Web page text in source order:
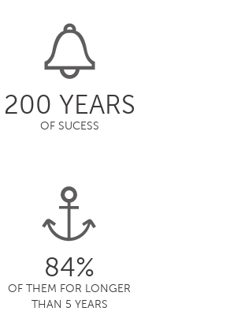
200 YEARS
OF SUCESS
84%
OF THEM FOR LONGER
THAN 5 YEARS